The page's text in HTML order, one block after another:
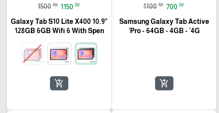
1100 ₪ 700 ₪
Samsung Galaxy Tab Active
Pro - 64GB - 4GB - '4G'
add_shopping_cart
1500 ₪ 1150 ₪
Galaxy Tab S10 Lite X400 10.9”
128GB 6GB Wifi 6 With Spen
add_shopping_cart